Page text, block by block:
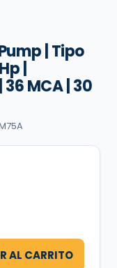
| Tipo
|
36 MCA | 30
AL CARRITO